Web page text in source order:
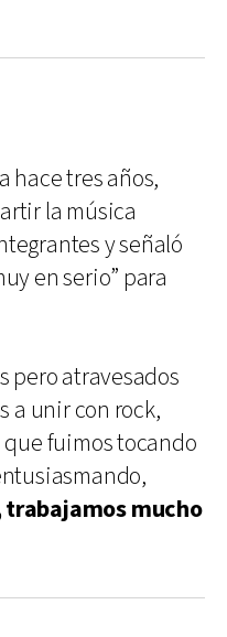
hace tres años,
la música
y señaló
en serio” para
pero atravesados
a unir con rock,
fuimos tocando
mucho